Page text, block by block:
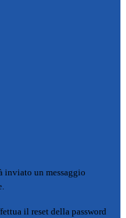
inviato un messaggio
il reset della password